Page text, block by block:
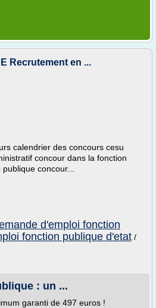
Recrutement en ...
calendrier des concours cesu
concour dans la fonction
concour...
d'emploi fonction
fonction publique d'etat /
: un ...
garanti de 497 euros !